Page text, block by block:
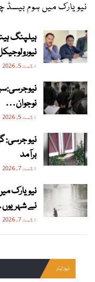
نیویارک میں ہوم بیسڈ
ہیلپنگ
اگست 5, 2026
نوجوان…
اگست 5, 2026
نیو
برآمد
اگست 7, 2026
نیویارک
نے
اگست 7, 2026
نیوز لیٹر